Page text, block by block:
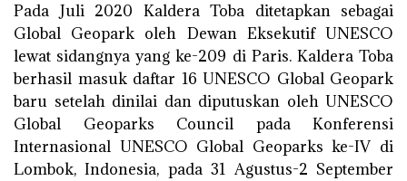
Pada Juli 2020 Kaldera Toba ditetapkan sebagai
Global Geopark oleh Dewan Eksekutif UNESCO
lewat sidangnya yang ke-209 di Paris. Kaldera Toba
berhasil masuk daftar 16 UNESCO Global Geopark
baru setelah dinilai dan diputuskan oleh UNESCO
Global Geoparks Council pada Konferensi
Internasional UNESCO Global Geoparks ke-IV di
Lombok, Indonesia, pada 31 Agustus-2 September